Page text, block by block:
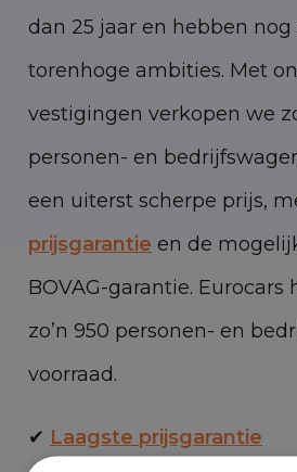
dan 25 jaar en hebben nog
torenhoge ambities. Met
vestigingen verkopen we
personen- en
een uiterst scherpe prijs,
prijsgarantie en de
BOVAG-garantie.
zo’n 950 personen- en
voorraad.
✔ Laagste prijsgarantie